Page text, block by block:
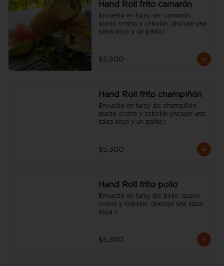
Hand Roll frito camarón
Envuelto en furay de: camarón,
queso crema y cebollín. (incluye una
salsa soya y un palito).
$5.500
Hand Roll frito champiñón
Envuelto en furay de: champiñón,
queso crema y cebollín (incluye una
salsa soya y un palito).
$5.300
Hand Roll frito pollo
Envuelto en furay de: pollo, queso
crema y cebollín. (incluye una salsa
soya ).
$5.300